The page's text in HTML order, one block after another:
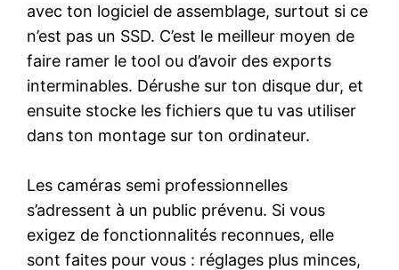
avec ton logiciel de assemblage, surtout si ce
n’est pas un SSD. C’est le meilleur moyen de
faire ramer le tool ou d’avoir des exports
interminables. Dérushe sur ton disque dur, et
ensuite stocke les fichiers que tu vas utiliser
dans ton montage sur ton ordinateur.
Les caméras semi professionnelles
s’adressent à un public prévenu. Si vous
exigez de fonctionnalités reconnues, elle
sont faites pour vous : réglages plus minces,